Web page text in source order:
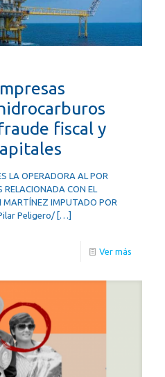
fiscal y
LA OPERADORA AL POR
RELACIONADA CON EL
MARTÍNEZ IMPUTADO POR
Peligero/[…]
Ver más